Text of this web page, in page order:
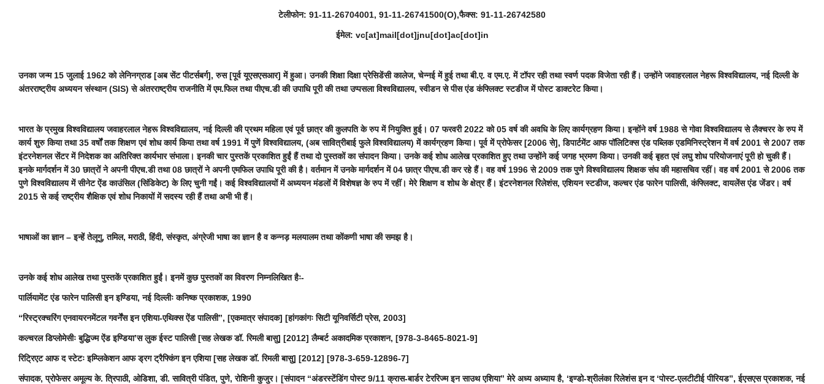
टेलीफोन: 91-11-26704001, 91-11-26741500(O),फैक्स: 91-11-26742580
ईमेल: vc[at]mail[dot]jnu[dot]ac[dot]in
उनका जन्म 15 जुलाई 1962 को लेनिनग्राड [अब सेंट पीटर्सबर्ग], रुस [पूर्व यूएसएसआर] में हुआ। उनकी शिक्षा दिक्षा प्रेसिडेंसी कालेज, चेन्नई में हुई तथा बी.ए. व एम.ए. में टॉपर रही तथा स्वर्ण पदक विजेता रही हैं। उन्होंने जवाहरलाल नेहरू विश्वविद्यालय, नई दिल्ली के
अंतरराष्ट्रीय अध्ययन संस्थान (SIS) से अंतरराष्ट्रीय राजनीति में एम.फिल तथा पीएच.डी की उपाधि पूरी की तथा उप्पसला विश्वविद्यालय, स्वीडन से पीस एंड कंफ्लिक्ट स्टडीज में पोस्ट डाक्टरेट किया।
भारत के प्रमुख विश्वविद्यालय जवाहरलाल नेहरू विश्वविद्यालय, नई दिल्ली की प्रथम महिला एवं पूर्व छात्र की कुलपति के रुप में नियुक्ति हुई। 07 फरवरी 2022 को 05 वर्ष की अवधि के लिए कार्यग्रहण किया। इन्होंने वर्ष 1988 से गोवा विश्वविद्यालय से लैक्चरर के रुप में
कार्य शुरु किया तथा 35 वर्षों तक शिक्षण एवं शोध कार्य किया तथा वर्ष 1991 में पुणें विश्वविद्यालय, (अब सावित्रीबाई फुले विश्वविद्यालय) में कार्यग्रहण किया। पूर्व में प्रोफेसर [2006 से], डिपार्टमेंट आफ पॉलिटिक्स एंड पब्लिक एडमिनिस्ट्रेशन में वर्ष 2001 से 2007 तक
इंटरनेशनल सेंटर में निदेशक का अतिरिक्त कार्यभार संभाला। इनकी चार पुस्तकें प्रकाशित हुईं हैं तथा दो पुस्तकों का संपादन किया। उनके कई शोध आलेख प्रकाशित हुए तथा उन्होंने कई जगह भ्रमण किया। उनकी कई बृहत एवं लघु शोध परियोजनाएं पूरी हो चुकी हैं।
इनके मार्गदर्शन में 30 छात्रों ने अपनी पीएच.डी तथा 08 छात्रों ने अपनी एमफिल उपाधि पूरी की है। वर्तमान में उनके मार्गदर्शन में 04 छात्र पीएच.डी कर रहे हैं। वह वर्ष 1996 से 2009 तक पुणे विश्वविद्यालय शिक्षक संघ की महासचिव रहीं। वह वर्ष 2001 से 2006 तक
पुणे विश्वविद्यालय में सीनेट ऐंड काउंसिल (सिंडिकेट) के लिए चुनी गईं। कई विश्वविद्यालयों में अध्ययन मंडलों में विशेषज्ञ के रुप में रहीं। मेरे शिक्षण व शोध के क्षेत्र हैं। इंटरनेशनल रिलेशंस, एशियन स्टडीज, कल्चर एंड फारेन पालिसी, कंफ्लिक्ट, वायलेंस एंड जेंडर। वर्ष
2015 से कई राष्ट्रीय शैक्षिक एवं शोध निकायों में सदस्य रही हैं तथा अभी भी हैं।
भाषाओं का ज्ञान – इन्हें तेलूगु, तमिल, मराठी, हिंदी, संस्कृत, अंग्रेजी भाषा का ज्ञान है व कन्नड़ मलयालम तथा कोंकणी भाषा की समझ है।
उनके कई शोध आलेख तथा पुस्तकें प्रकाशित हुईं। इनमें कुछ पुस्तकों का विवरण निम्नलिखित हैः-
पार्लियामेंट एंड फारेन पालिसी इन इण्डिया, नई दिल्लीः कनिष्क प्रकाशक, 1990
“रिस्ट्रक्चरिंग एनवायरनमेंटल गवर्नेंस इन एशिया-एथिक्स ऐंड पालिसी”, [एकमात्र संपादक] [हांगकांगः सिटी यूनिवर्सिटी प्रेस, 2003]
कल्चरल डिप्लोमेसीः बुद्धिज्म ऐंड इण्डिया’स लुक ईस्ट पालिसी [सह लेखक डॉ. रिमली बासु] [2012] लैम्बर्ट अकादमिक प्रकाशन, [978-3-8465-8021-9]
रिट्रिएट आफ द स्टेटः इम्प्लिकेशन आफ ड्रग ट्रैफ्किंग इन एशिया [सह लेखक डॉ. रिमली बासु] [2012] [978-3-659-12896-7]
संपादक, प्रोफेसर अमूल्य के. त्रिपाठी, ओडिशा, डी. सावित्री पंडित, पुणे, रोशिनी कुजुर। [संपादन “अंडरस्टेंडिंग पोस्ट 9/11 क्रास-बार्डर टेररिज्म इन साउथ एशिया” मेरे अध्य अध्याय है, ‘इण्डो-श्रीलंका रिलेशंस इन द ‘पोस्ट-एलटीटीई पीरियड”, ईएसएस प्रकाशक, नई